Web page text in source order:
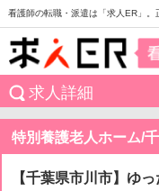
看護師の転職・派遣は「求人ER」。
求人詳細
特別養護老人ホーム/
【千葉県市川市】ゆ